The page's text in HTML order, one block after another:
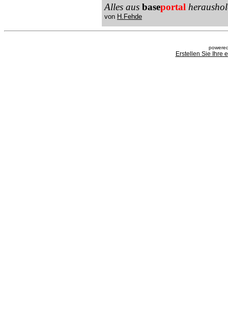
Alles aus baseportal
von H.Fehde
Erstellen Sie Ihre